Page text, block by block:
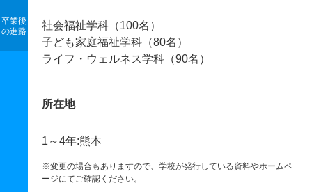
卒業後
の進路
社会福祉学科（100名）
子ども家庭福祉学科（80名）
ライフ・ウェルネス学科（90名）
所在地
1～4年:熊本
※変更の場合もありますので、学校が発行している資料やホームペ
ージにてご確認ください。